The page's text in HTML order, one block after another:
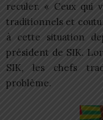
reculer. « Ceux qui
traditionnels et
à cette situation
président de SIK.
SIK, les chefs
problème.